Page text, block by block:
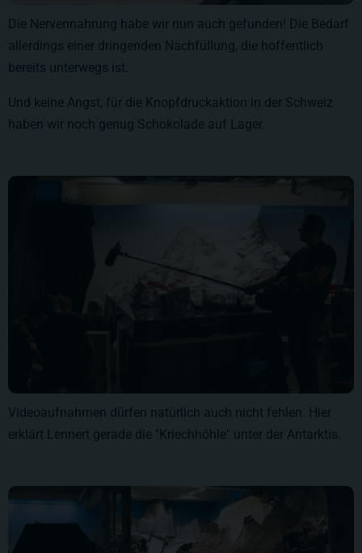
Die Nervennahrung habe wir nun auch gefunden! Die Bedarf
allerdings einer dringenden Nachfüllung, die hoffentlich
bereits unterwegs ist.
Und keine Angst, für die Knopfdruckaktion in der Schweiz
haben wir noch genug Schokolade auf Lager.
Videoaufnahmen dürfen natürlich auch nicht fehlen. Hier
erklärt Lennert gerade die "Kriechhöhle" unter der Antarktis.